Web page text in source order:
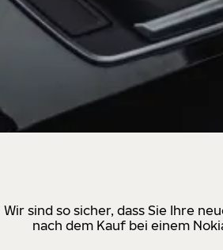
Wir sind so sicher, dass Sie Ihre
nach dem Kauf bei einem